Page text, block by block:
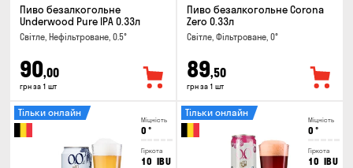
Пиво безалкогольне
Underwood Pure IPA 0.33л
Світле, Нефільтроване, 0.5°
90,00
грн за 1 шт
Пиво безалкогольне Corona
Zero 0.33л
Світле, Фільтроване, 0°
89,50
грн за 1 шт
Міцність
0 °
Гіркота
10 IBU
Тільки онлайн
Міцність
0 °
Гіркота
10 IBU
Тільки онлайн